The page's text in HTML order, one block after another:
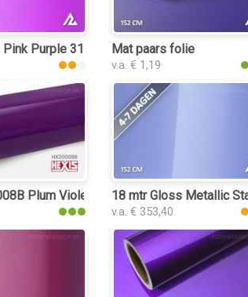
Pink Purple 3140 folieMat paars folie
v.a. € 1,19
Plum Violet Gloss folie18 mtr Gloss Metallic
v.a. € 353,40